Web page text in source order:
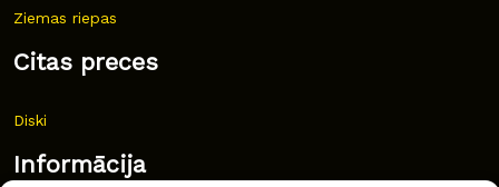
Ziemas riepas
Citas preces
Diski
Informācija